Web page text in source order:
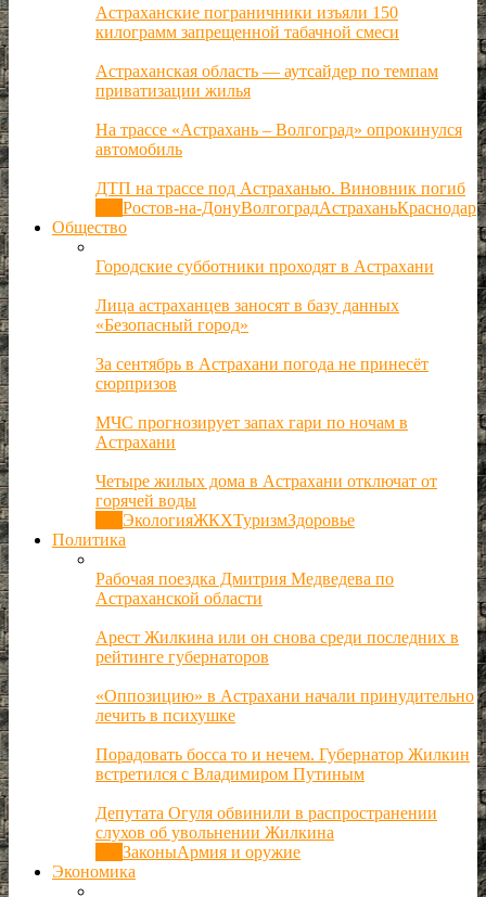
Астраханские пограничники изъяли 150
килограмм запрещенной табачной смеси
Астраханская область — аутсайдер по темпам
приватизации жилья
На трассе «Астрахань – Волгоград» опрокинулся
автомобиль
ДТП на трассе под Астраханью. Виновник погиб
Ростов-на-ДонуВолгоградАстраханьКраснодар
Общество
Городские субботники проходят в Астрахани
Лица астраханцев заносят в базу данных
«Безопасный город»
За сентябрь в Астрахани погода не принесёт
сюрпризов
МЧС прогнозирует запах гари по ночам в
Астрахани
Четыре жилых дома в Астрахани отключат от
горячей воды
ЭкологияЖКХТуризмЗдоровье
Политика
Рабочая поездка Дмитрия Медведева по
Астраханской области
Арест Жилкина или он снова среди последних в
рейтинге губернаторов
«Оппозицию» в Астрахани начали принудительно
лечить в психушке
Порадовать босса то и нечем. Губернатор Жилкин
встретился с Владимиром Путиным
Депутата Огуля обвинили в распространении
слухов об увольнении Жилкина
ЗаконыАрмия и оружие
Экономика